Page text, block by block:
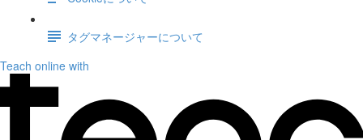
タグマネージャーについて
Teach online with